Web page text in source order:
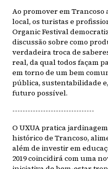
Ao promover em
local, os turistas e
Organic Festival
discussão sobre como
verdadeira troca de
real, da qual todos façam
em torno de um bem
pública, sustentabilidade
futuro possível.
--------------------------------
O UXUA pratica
histórico de Trancoso,
além de investir em
2019 coincidirá com uma